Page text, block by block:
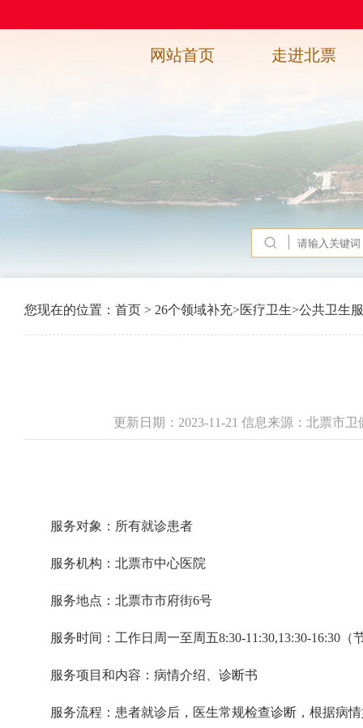
网站首页 走进北票
您现在的位置： 首页 > 26个领域补充>医疗卫生>公共卫生
更新日期：2023-11-21 信息来源：北票市
服务对象：所有就诊患者
服务机构：北票市中心医院
服务地点：北票市市府街6号
服务时间：工作日周一至周五8:30-11:30,13:30-16:30（
服务项目和内容：病情介绍、诊断书
服务流程：患者就诊后，医生常规检查诊断，根据病